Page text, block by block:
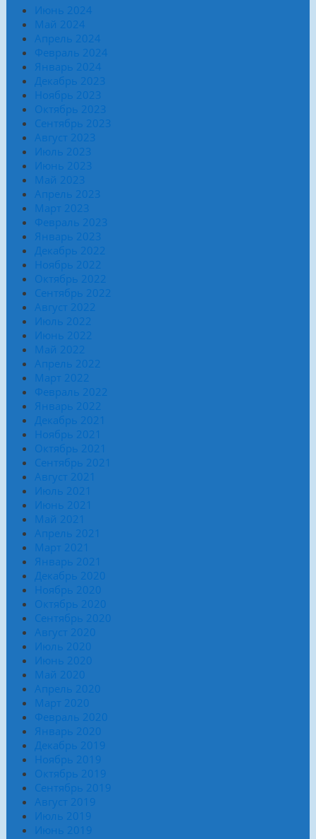
Июнь 2024
Май 2024
Апрель 2024
Февраль 2024
Январь 2024
Декабрь 2023
Ноябрь 2023
Октябрь 2023
Сентябрь 2023
Август 2023
Июль 2023
Июнь 2023
Май 2023
Апрель 2023
Март 2023
Февраль 2023
Январь 2023
Декабрь 2022
Ноябрь 2022
Октябрь 2022
Сентябрь 2022
Август 2022
Июль 2022
Июнь 2022
Май 2022
Апрель 2022
Март 2022
Февраль 2022
Январь 2022
Декабрь 2021
Ноябрь 2021
Октябрь 2021
Сентябрь 2021
Август 2021
Июль 2021
Июнь 2021
Май 2021
Апрель 2021
Март 2021
Январь 2021
Декабрь 2020
Ноябрь 2020
Октябрь 2020
Сентябрь 2020
Август 2020
Июль 2020
Июнь 2020
Май 2020
Апрель 2020
Март 2020
Февраль 2020
Январь 2020
Декабрь 2019
Ноябрь 2019
Октябрь 2019
Сентябрь 2019
Август 2019
Июль 2019
Июнь 2019